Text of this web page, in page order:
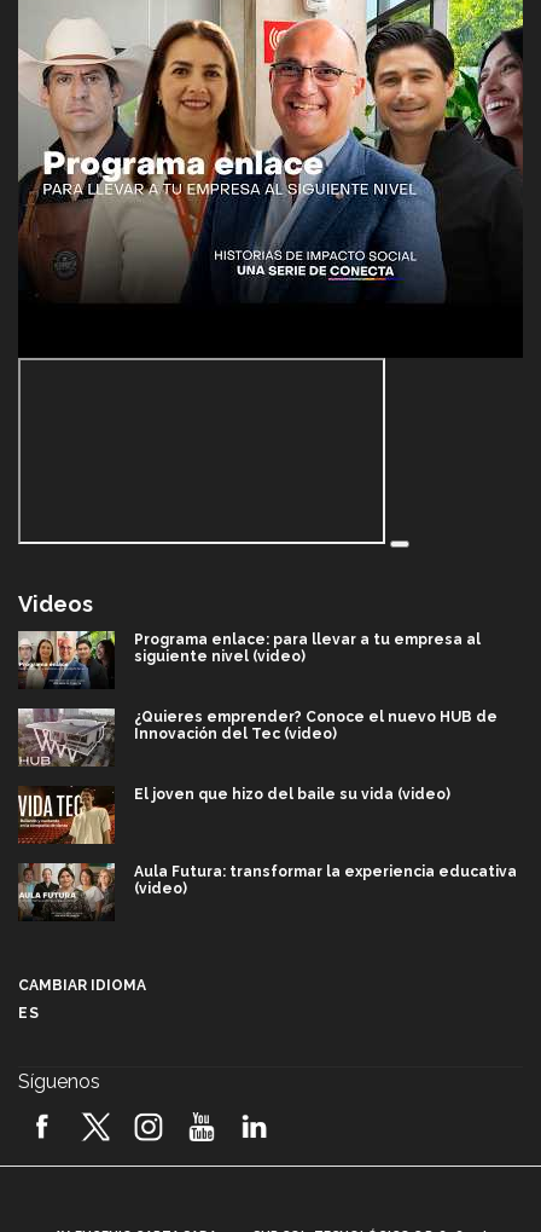
Videos
Programa enlace: para llevar a tu empresa al
siguiente nivel (video)
¿Quieres emprender? Conoce el nuevo HUB de
Innovación del Tec (video)
El joven que hizo del baile su vida (video)
Aula Futura: transformar la experiencia educativa
(video)
2026! (video)
CAMBIAR IDIOMA
ES
Síguenos